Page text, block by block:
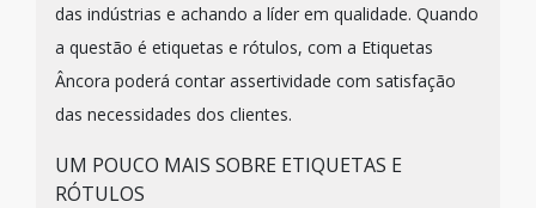
das indústrias e achando a líder em qualidade. Quando
a questão é etiquetas e rótulos, com a Etiquetas
Âncora poderá contar assertividade com satisfação
das necessidades dos clientes.
UM POUCO MAIS SOBRE ETIQUETAS E
RÓTULOS